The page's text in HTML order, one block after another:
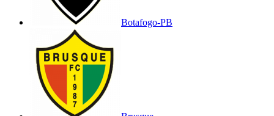
Botafogo-PB